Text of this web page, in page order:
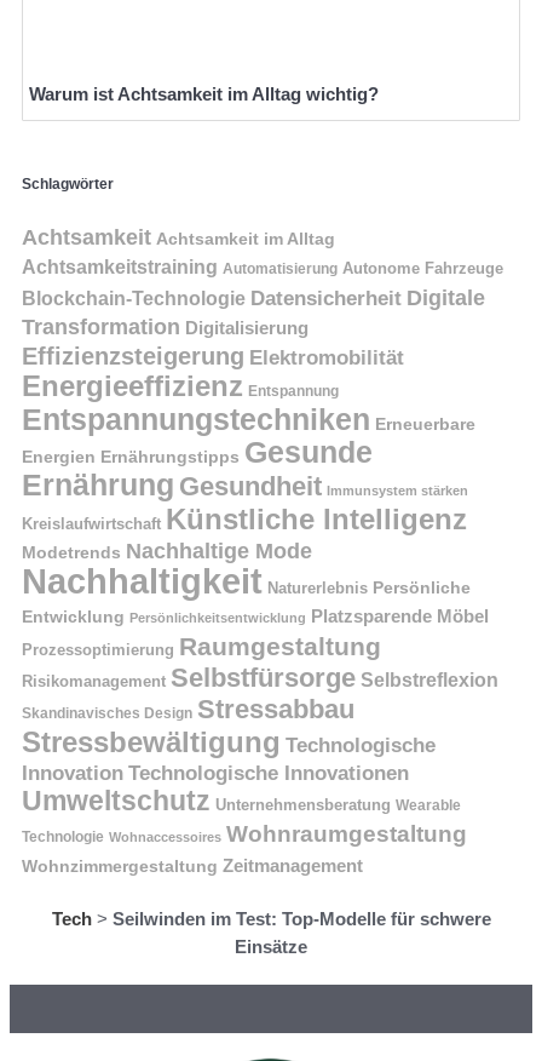
Warum ist Achtsamkeit im Alltag wichtig?
Schlagwörter
Achtsamkeit Achtsamkeit im Alltag
Achtsamkeitstraining Automatisierung Autonome Fahrzeuge
Blockchain-Technologie Datensicherheit Digitale
Transformation Digitalisierung
Effizienzsteigerung Elektromobilität
Energieeffizienz Entspannung
Entspannungstechniken Erneuerbare
Energien Ernährungstipps Gesunde
Ernährung Gesundheit Immunsystem stärken
Kreislaufwirtschaft Künstliche Intelligenz
Modetrends Nachhaltige Mode
Nachhaltigkeit Naturerlebnis Persönliche
Entwicklung Persönlichkeitsentwicklung Platzsparende Möbel
Prozessoptimierung Raumgestaltung
Risikomanagement Selbstfürsorge Selbstreflexion
Skandinavisches Design Stressabbau
Stressbewältigung Technologische
Innovation Technologische Innovationen
Umweltschutz Unternehmensberatung Wearable
Technologie Wohnaccessoires Wohnraumgestaltung
Wohnzimmergestaltung Zeitmanagement
Tech> Seilwinden im Test: Top-Modelle für schwere
Einsätze